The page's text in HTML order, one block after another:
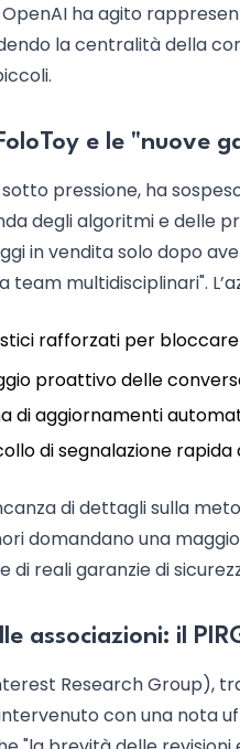
ha agito
la centralità della
e le "nuove
pressione, ha
degli algoritmi e delle
in vendita solo dopo
team multidisciplinari".
rafforzati per
proattivo delle
di aggiornamenti
di segnalazione
di dettagli sulla
domandano una
di reali garanzie di
associazioni: il
Research Group),
con una nota